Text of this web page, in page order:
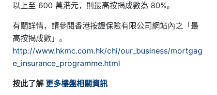
以上至 600 萬港元，則最高按揭成數為 80%。
有關詳情，請參閱香港按證保險有限公司網站內之「最
高按揭成數」。
http://www.hkmc.com.hk/chi/our_business/mortgag
e_insurance_programme.html
按此了解 更多樓盤相關資訊